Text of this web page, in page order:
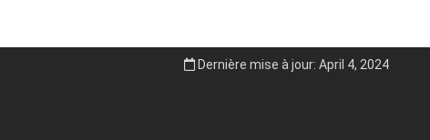
Dernière mise à jour: April 4, 2024